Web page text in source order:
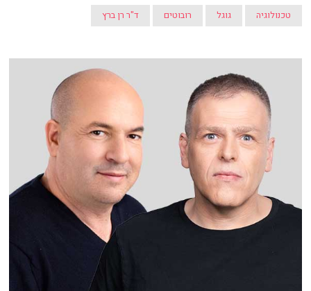
טכנולוגיה גוגל רובוטים ד"ר רן ברץ